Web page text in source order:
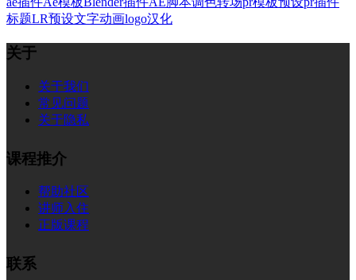
标题LR预设文字动画logo汉化
关于
关于我们
常见问题
关于隐私
课程推介
帮助社区
讲师入住
正版课程
联系